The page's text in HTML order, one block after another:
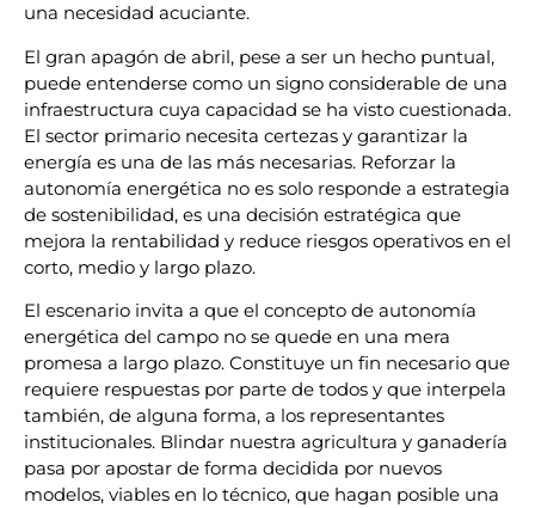
una necesidad acuciante.
El gran apagón de abril, pese a ser un hecho puntual,
puede entenderse como un signo considerable de una
infraestructura cuya capacidad se ha visto cuestionada.
El sector primario necesita certezas y garantizar la
energía es una de las más necesarias. Reforzar la
autonomía energética no es solo responde a estrategia
de sostenibilidad, es una decisión estratégica que
mejora la rentabilidad y reduce riesgos operativos en el
corto, medio y largo plazo.
El escenario invita a que el concepto de autonomía
energética del campo no se quede en una mera
promesa a largo plazo. Constituye un fin necesario que
requiere respuestas por parte de todos y que interpela
también, de alguna forma, a los representantes
institucionales. Blindar nuestra agricultura y ganadería
pasa por apostar de forma decidida por nuevos
modelos, viables en lo técnico, que hagan posible una